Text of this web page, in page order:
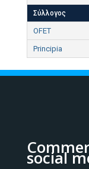
Σύλλογος
OFET
Principia
social